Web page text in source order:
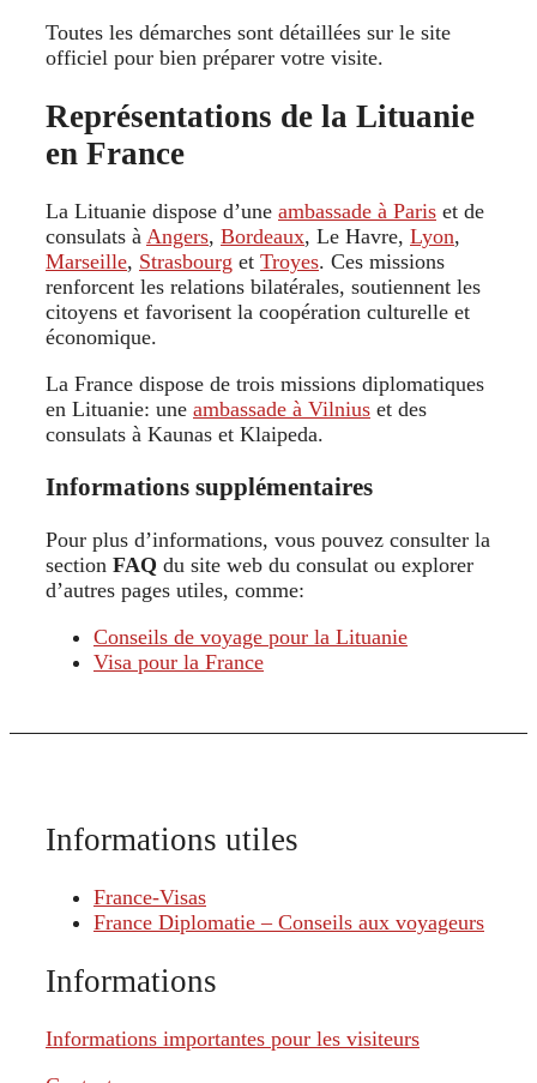
Toutes les démarches sont détaillées sur le site
officiel pour bien préparer votre visite.
Représentations de la Lituanie
en France
La Lituanie dispose d’une ambassade à Paris et de
consulats à Angers, Bordeaux, Le Havre, Lyon,
Marseille, Strasbourg et Troyes. Ces missions
renforcent les relations bilatérales, soutiennent les
citoyens et favorisent la coopération culturelle et
économique.
La France dispose de trois missions diplomatiques
en Lituanie: une ambassade à Vilnius et des
consulats à Kaunas et Klaipeda.
Informations supplémentaires
Pour plus d’informations, vous pouvez consulter la
section FAQ du site web du consulat ou explorer
d’autres pages utiles, comme:
Conseils de voyage pour la Lituanie
Visa pour la France
Informations utiles
France-Visas
France Diplomatie – Conseils aux voyageurs
Informations
Informations importantes pour les visiteurs